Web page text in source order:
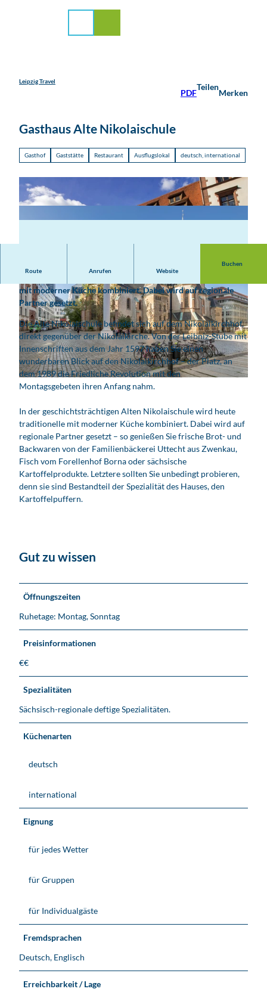
Leipzig Travel
PDF
Teilen
Merken
Gasthaus Alte Nikolaischule
Gasthof Gaststätte Restaurant Ausflugslokal deutsch, international
© www.tomwilliger.de, Tom Williger | CC-BY
© www.pkfotografie.com, Philipp Kirschner | KI-optimiert |
Route Anrufen Website
Buchen
mit moderner Küche kombiniert. Dabei wird auf regionale
Partner gesetzt.
Die Alte Nikolaischule befindet sich auf dem Nikolaikirchhof,
direkt gegenüber der Nikolaikirche. Von der Leibniz-Stube mit
Innenschriften aus dem Jahr 1597 haben Sie einen
wunderbaren Blick auf den Nikolaikirchhof – der Platz, an
dem 1989 die Friedliche Revolution mit den
Montagsgebeten ihren Anfang nahm.
In der geschichtsträchtigen Alten Nikolaischule wird heute
traditionelle mit moderner Küche kombiniert. Dabei wird auf
regionale Partner gesetzt – so genießen Sie frische Brot- und
Backwaren von der Familienbäckerei Uttecht aus Zwenkau,
Fisch vom Forellenhof Borna oder sächsische
Kartoffelprodukte. Letztere sollten Sie unbedingt probieren,
denn sie sind Bestandteil der Spezialität des Hauses, den
Kartoffelpuffern.
Gut zu wissen
Öffnungszeiten
Ruhetage: Montag, Sonntag
Preisinformationen
€€
Spezialitäten
Sächsisch-regionale deftige Spezialitäten.
Küchenarten
deutsch
international
Eignung
für jedes Wetter
für Gruppen
für Individualgäste
Fremdsprachen
Deutsch, Englisch
Erreichbarkeit / Lage